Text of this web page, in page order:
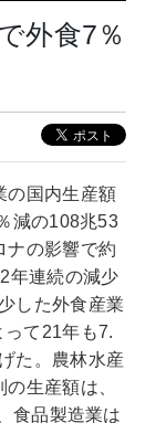
外食7％
の国内生産額
減の108兆53
ナの影響で約
年連続の減少
した外食産業
って21年も7.
た。農林水産
生産額は、
食品製造業は